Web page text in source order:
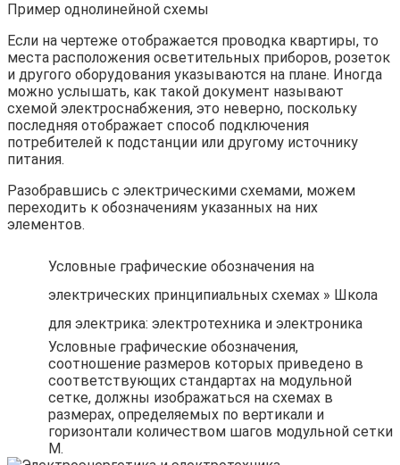
Пример однолинейной схемы
Если на чертеже отображается проводка квартиры, то
места расположения осветительных приборов, розеток
и другого оборудования указываются на плане. Иногда
можно услышать, как такой документ называют
схемой электроснабжения, это неверно, поскольку
последняя отображает способ подключения
потребителей к подстанции или другому источнику
питания.
Разобравшись с электрическими схемами, можем
переходить к обозначениям указанных на них
элементов.
Условные графические обозначения на
электрических принципиальных схемах » Школа
для электрика: электротехника и электроника
Условные графические обозначения,
соотношение размеров которых приведено в
соответствующих стандартах на модульной
сетке, должны изображаться на схемах в
размерах, определяемых по вертикали и
горизонтали количеством шагов модульной сетки
М.